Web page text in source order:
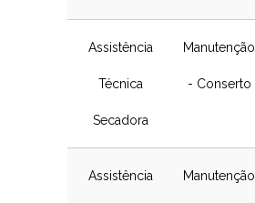
Assistência
Técnica
Secadora
Manutenção
- Conserto
Assistência Manutenção